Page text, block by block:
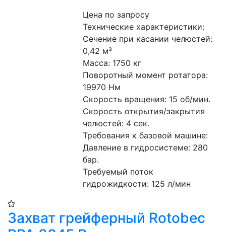
Цена по запросу
Технические характеристики:
Сечение при касании челюстей:
0,42 м³
Масса: 1750 кг
Поворотный момент ротатора:
19970 Нм
Скорость вращения: 15 об/мин.
Скорость открытия/закрытия
челюстей: 4 сек.
Требования к базовой машине:
Давление в гидросистеме: 280
бар.
Требуемый поток
гидрожидкости: 125 л/мин
Захват грейферный Rotobec